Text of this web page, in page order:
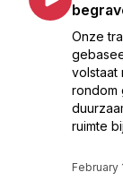
Onze
volstaat
rondom
ruimte
February